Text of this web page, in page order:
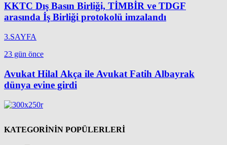
KKTC Dış Basın Birliği, TİMBİR ve TDGF
arasında İş Birliği protokolü imzalandı
3.SAYFA
23 gün önce
Avukat Hilal Akça ile Avukat Fatih Albayrak
dünya evine girdi
KATEGORİNİN POPÜLERLERİ